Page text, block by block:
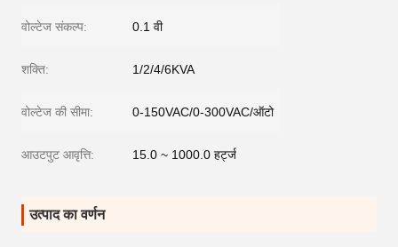
वोल्टेज संकल्प: 0.1 वी
शक्ति: 1/2/4/6KVA
वोल्टेज की सीमा: 0-150VAC/0-300VAC/ऑटो
आउटपुट आवृत्ति: 15.0 ~ 1000.0 हर्ट्ज
उत्पाद का वर्णन